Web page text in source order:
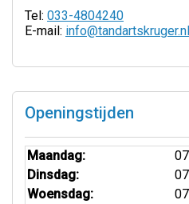
Tel: 033-4804240
E-mail: info@tandartskruger.nl
Openingstijden
Maandag:
Dinsdag:
Woensdag: